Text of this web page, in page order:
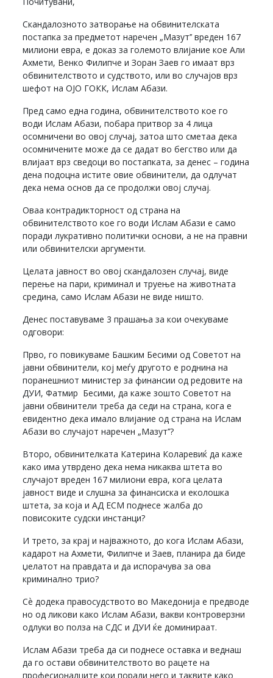
Скандалозното затворање на обвинителската
постапка за предметот наречен „Мазут’’ вреден 167
милиони евра, е доказ за големото влијание кое Али
Ахмети, Венко Филипче и Зоран Заев го имаат врз
обвинителството и судството, или во случајов врз
шефот на ОЈО ГОКК, Ислам Абази.
Пред само една година, обвинителството кое го
води Ислам Абази, побара притвор за 4 лица
осомничени во овој случај, затоа што сметаа дека
осомничените може да се дадат во бегство или да
влијаат врз сведоци во постапката, за денес – година
дена подоцна истите овие обвинители, да одлучат
дека нема основ да се продолжи овој случај.
Оваа контрадикторност од страна на
обвинителството кое го води Ислам Абази е само
поради лукративно политички основи, а не на правни
или обвинителски аргументи.
Целата јавност во овој скандалозен случај, виде
перење на пари, криминал и труење на животната
средина, само Ислам Абази не виде ништо.
Денес поставуваме 3 прашања за кои очекуваме
одговори:
Прво, го пoвикуваме Башким Бесими од Советот на
јавни обвинители, кој меѓу другото е роднина на
поранешниот министер за финансии од редовите на
ДУИ, Фатмир Бесими, да каже зошто Советот на
јавни обвинители треба да седи на страна, кога е
евидентно дека имало влијание од страна на Ислам
Абази во случајот наречен „Мазут’’?
Второ, обвинителката Катерина Коларевиќ да каже
како има утврдено дека нема никаква штета во
случајот вреден 167 милиони евра, кога целата
јавност виде и слушна за финансиска и еколошка
штета, за која и АД ЕСМ поднесе жалба до
повисоките судски инстанци?
И трето, за крај и најважното, до кога Ислам Абази,
кадарот на Ахмети, Филипче и Заев, планира да биде
џелатот на правдата и да испорачува за ова
криминално трио?
Сѐ додека правосудството во Македонија е предводе
но од ликови како Ислам Абази, вакви контроверзни
одлуки во полза на СДС и ДУИ ќе доминираат.
Ислам Абази треба да си поднесе оставка и веднаш
да го остави обвинителството во рацете на
професионалците кои поради него и таквите како